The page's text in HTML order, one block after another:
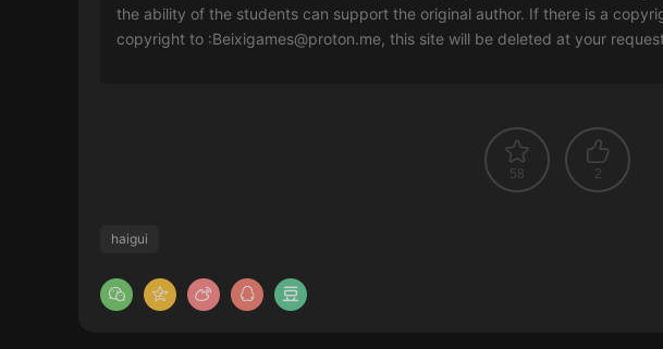
the ability of the students can support the original author. If there is a
copyright to :Beixigames@proton.me, this site will be deleted at your
58 2
haigui